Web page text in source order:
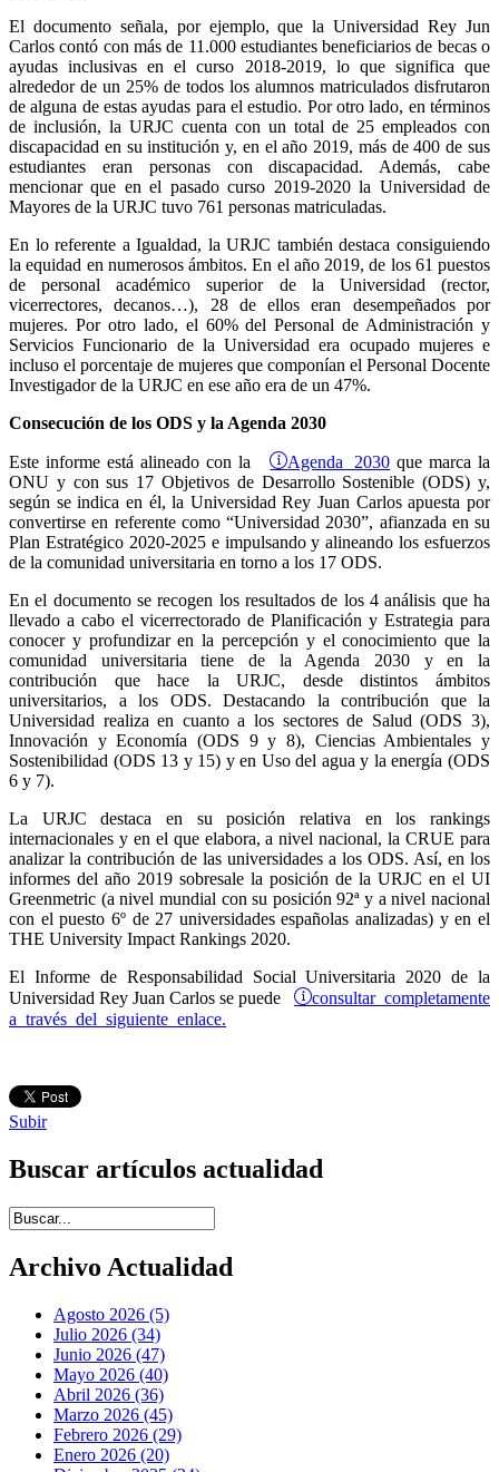
El documento señala, por ejemplo, que la Universidad Rey Jun
Carlos contó con más de 11.000 estudiantes beneficiarios de becas o
ayudas inclusivas en el curso 2018-2019, lo que significa que
alrededor de un 25% de todos los alumnos matriculados disfrutaron
de alguna de estas ayudas para el estudio. Por otro lado, en términos
de inclusión, la URJC cuenta con un total de 25 empleados con
discapacidad en su institución y, en el año 2019, más de 400 de sus
estudiantes eran personas con discapacidad. Además, cabe
mencionar que en el pasado curso 2019-2020 la Universidad de
Mayores de la URJC tuvo 761 personas matriculadas.
En lo referente a Igualdad, la URJC también destaca consiguiendo
la equidad en numerosos ámbitos. En el año 2019, de los 61 puestos
de personal académico superior de la Universidad (rector,
vicerrectores, decanos…), 28 de ellos eran desempeñados por
mujeres. Por otro lado, el 60% del Personal de Administración y
Servicios Funcionario de la Universidad era ocupado mujeres e
incluso el porcentaje de mujeres que componían el Personal Docente
Investigador de la URJC en ese año era de un 47%.
Consecución de los ODS y la Agenda 2030
Este informe está alineado con la Agenda 2030 que marca la
ONU y con sus 17 Objetivos de Desarrollo Sostenible (ODS) y,
según se indica en él, la Universidad Rey Juan Carlos apuesta por
convertirse en referente como “Universidad 2030”, afianzada en su
Plan Estratégico 2020-2025 e impulsando y alineando los esfuerzos
de la comunidad universitaria en torno a los 17 ODS.
En el documento se recogen los resultados de los 4 análisis que ha
llevado a cabo el vicerrectorado de Planificación y Estrategia para
conocer y profundizar en la percepción y el conocimiento que la
comunidad universitaria tiene de la Agenda 2030 y en la
contribución que hace la URJC, desde distintos ámbitos
universitarios, a los ODS. Destacando la contribución que la
Universidad realiza en cuanto a los sectores de Salud (ODS 3),
Innovación y Economía (ODS 9 y 8), Ciencias Ambientales y
Sostenibilidad (ODS 13 y 15) y en Uso del agua y la energía (ODS
6 y 7).
La URJC destaca en su posición relativa en los rankings
internacionales y en el que elabora, a nivel nacional, la CRUE para
analizar la contribución de las universidades a los ODS. Así, en los
informes del año 2019 sobresale la posición de la URJC en el UI
Greenmetric (a nivel mundial con su posición 92ª y a nivel nacional
con el puesto 6º de 27 universidades españolas analizadas) y en el
THE University Impact Rankings 2020.
El Informe de Responsabilidad Social Universitaria 2020 de la
Universidad Rey Juan Carlos se puede
consultar completamente
a través del siguiente enlace.
Subir
Buscar artículos actualidad
Introduce términos de búsqueda
Archivo Actualidad
Agosto 2026 (5)
Julio 2026 (34)
Junio 2026 (47)
Mayo 2026 (40)
Abril 2026 (36)
Marzo 2026 (45)
Febrero 2026 (29)
Enero 2026 (20)